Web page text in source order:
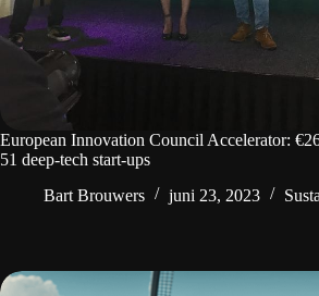
European Innovation Council Accelerator:
51 deep-tech start-ups
Bart Brouwers
juni 23, 2023